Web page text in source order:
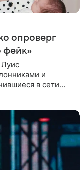
опроверг
фейк»
и
в сети